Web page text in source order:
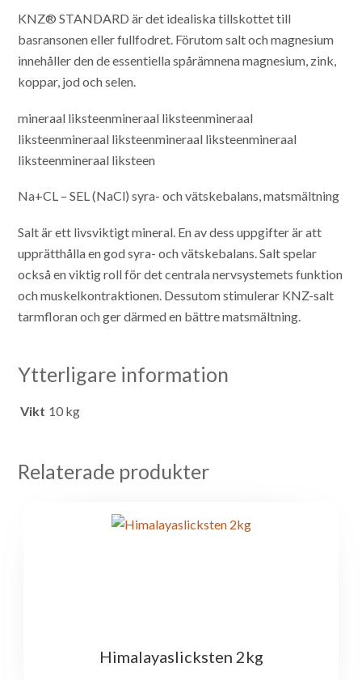
KNZ® STANDARD är det idealiska tillskottet till
basransonen eller fullfodret. Förutom salt och magnesium
innehåller den de essentiella spårämnena magnesium, zink,
koppar, jod och selen.
mineraal liksteenmineraal liksteenmineraal
liksteenmineraal liksteenmineraal liksteenmineraal
liksteenmineraal liksteen
Na+CL – SEL (NaCl) syra- och vätskebalans, matsmältning
Salt är ett livsviktigt mineral. En av dess uppgifter är att
upprätthålla en god syra- och vätskebalans. Salt spelar
också en viktig roll för det centrala nervsystemets funktion
och muskelkontraktionen. Dessutom stimulerar KNZ-salt
tarmfloran och ger därmed en bättre matsmältning.
Ytterligare information
Vikt 10 kg
Relaterade produkter
Himalayaslicksten 2kg